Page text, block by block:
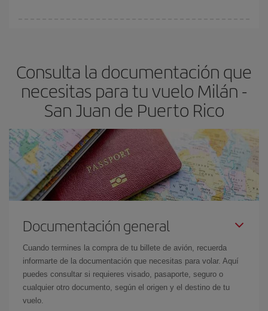
Consulta la documentación que
necesitas para tu vuelo Milán -
San Juan de Puerto Rico
Documentación general
Cuando termines la compra de tu billete de avión, recuerda
informarte de la documentación que necesitas para volar. Aquí
puedes consultar si requieres visado, pasaporte, seguro o
cualquier otro documento, según el origen y el destino de tu
vuelo.